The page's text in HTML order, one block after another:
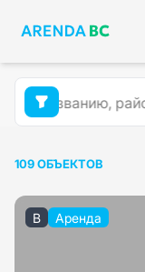
109 ОБЪЕКТОВ
B Аренда